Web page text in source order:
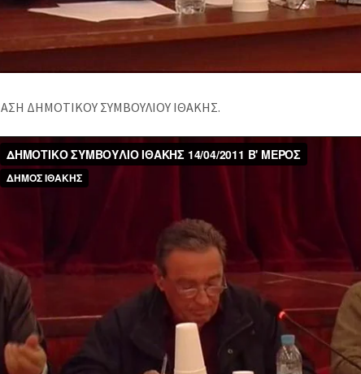
ΔΗΜΟΤΙΚΟΥ ΣΥΜΒΟΥΛΙΟΥ ΙΘΑΚΗΣ.